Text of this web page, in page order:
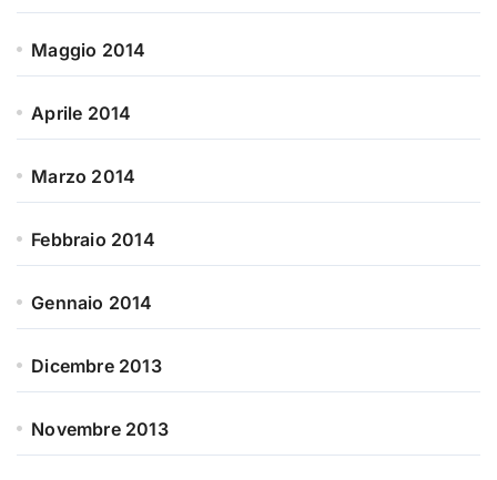
Maggio 2014
Aprile 2014
Marzo 2014
Febbraio 2014
Gennaio 2014
Dicembre 2013
Novembre 2013